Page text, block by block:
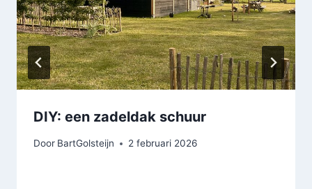
DIY: een zadeldak schuur
Door BartGolsteijn 2 februari 2026